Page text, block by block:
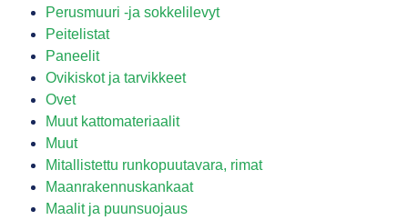
Perusmuuri -ja sokkelilevyt
Peitelistat
Paneelit
Ovikiskot ja tarvikkeet
Ovet
Muut kattomateriaalit
Muut
Mitallistettu runkopuutavara, rimat
Maanrakennuskankaat
Maalit ja puunsuojaus